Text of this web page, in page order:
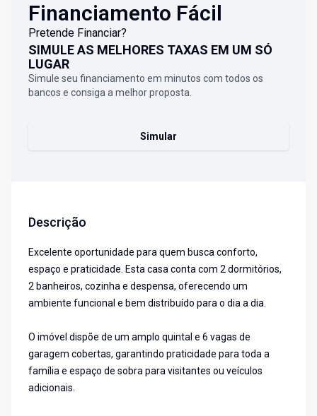
Financiamento Fácil
Pretende Financiar?
SIMULE AS MELHORES TAXAS EM UM SÓ
LUGAR
Simule seu financiamento em minutos com todos os
bancos e consiga a melhor proposta.
Simular
Descrição
Excelente oportunidade para quem busca conforto,
espaço e praticidade. Esta casa conta com 2 dormitórios,
2 banheiros, cozinha e despensa, oferecendo um
ambiente funcional e bem distribuído para o dia a dia.
O imóvel dispõe de um amplo quintal e 6 vagas de
garagem cobertas, garantindo praticidade para toda a
família e espaço de sobra para visitantes ou veículos
adicionais.